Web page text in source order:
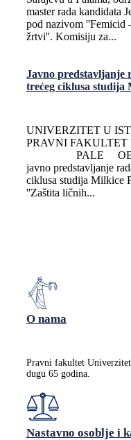
master rada kandidata
pod nazivom ''Femicid
žrtvi''. Komisiju za...
Javno predstavljanje
trećeg ciklusa
UNIVERZITET U
PRAVNI
PALE
javno predstavljanje
ciklusa studija Milkice
''Zaštita ličnih...
O nama
Pravni fakultet
dugu 65 godina.
Nastavno osoblje i